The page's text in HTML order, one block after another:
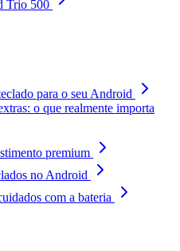
Trio 500
para o seu Android
o que realmente importa
premium
no Android
com a bateria